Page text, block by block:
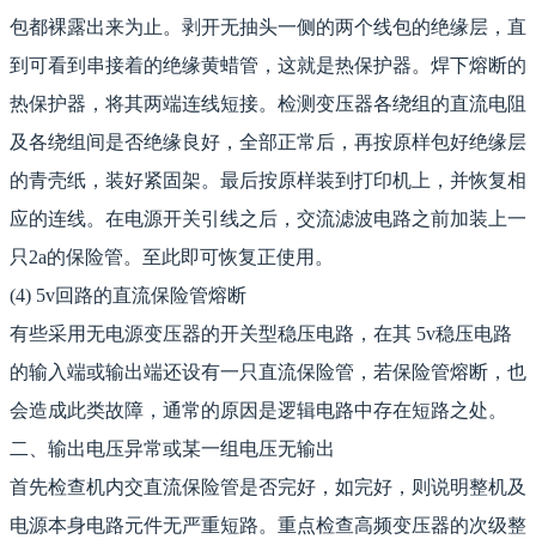
包都裸露出来为止。剥开无抽头一侧的两个线包的绝缘层，直
到可看到串接着的绝缘黄蜡管，这就是热保护器。焊下熔断的
热保护器，将其两端连线短接。检测变压器各绕组的直流电阻
及各绕组间是否绝缘良好，全部正常后，再按原样包好绝缘层
的青壳纸，装好紧固架。最后按原样装到打印机上，并恢复相
应的连线。在电源开关引线之后，交流滤波电路之前加装上一
只2a的保险管。至此即可恢复正使用。
(4) 5v回路的直流保险管熔断
有些采用无电源变压器的开关型稳压电路，在其 5v稳压电路
的输入端或输出端还设有一只直流保险管，若保险管熔断，也
会造成此类故障，通常的原因是逻辑电路中存在短路之处。
二、输出电压异常或某一组电压无输出
首先检查机内交直流保险管是否完好，如完好，则说明整机及
电源本身电路元件无严重短路。重点检查高频变压器的次级整